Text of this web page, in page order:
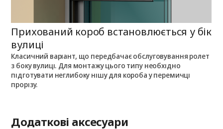
Прихований короб встановлюється у бік
вулиці
Класичний варіант, що передбачає обслуговування ролет
з боку вулиці. Для монтажу цього типу необхідно
підготувати неглибоку нішу для короба у перемичці
прорізу.
Додаткові аксесуари